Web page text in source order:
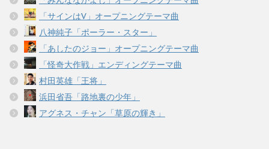
「サインはV」オープニングテーマ曲
八神純子「ポーラー・スター」
「あしたのジョー」オープニングテーマ曲
「怪奇大作戦」エンディングテーマ曲
村田英雄「王将」
浜田省吾「路地裏の少年」
アグネス・チャン「草原の輝き」